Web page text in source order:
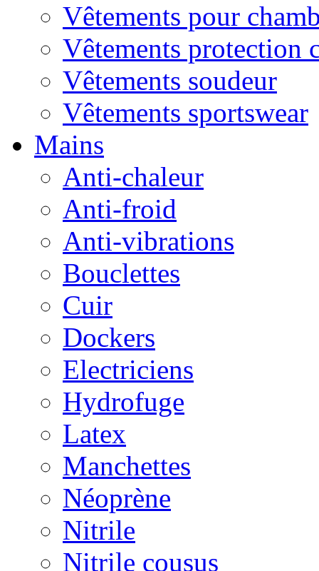
Vêtements pour
Vêtements protection
Vêtements soudeur
Vêtements sportswear
Mains
Anti-chaleur
Anti-froid
Anti-vibrations
Bouclettes
Cuir
Dockers
Electriciens
Hydrofuge
Latex
Manchettes
Néoprène
Nitrile
Nitrile cousus